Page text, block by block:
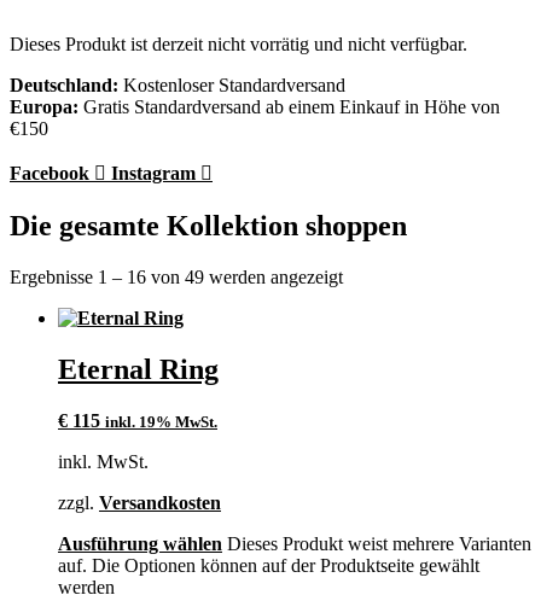
Dieses Produkt ist derzeit nicht vorrätig und nicht verfügbar.
Deutschland: Kostenloser Standardversand
Europa: Gratis Standardversand ab einem Einkauf in Höhe von
€150
Facebook Instagram
Die gesamte Kollektion shoppen
Ergebnisse 1 – 16 von 49 werden angezeigt
Eternal Ring
€ 115 inkl. 19% MwSt.
inkl. MwSt.
zzgl. Versandkosten
Ausführung wählen Dieses Produkt weist mehrere Varianten
auf. Die Optionen können auf der Produktseite gewählt
werden